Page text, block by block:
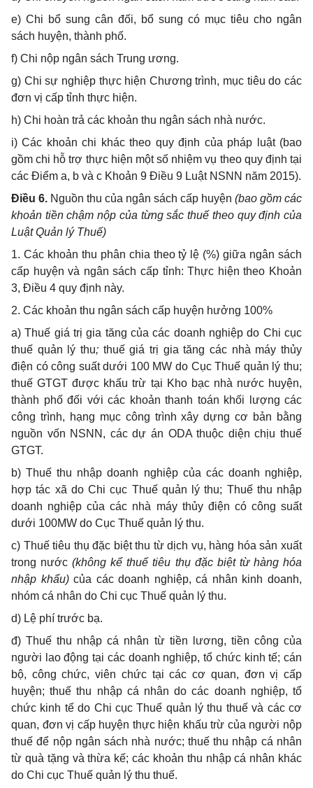
e) Chi bổ sung cân đối, bổ sung có mục tiêu cho ngân
sách huyện, thành phố.
f) Chi nộp ngân sách Trung ương.
g) Chi sự nghiệp thực hiện Chương trình, mục tiêu do các
đơn vị cấp tỉnh thực hiện.
h) Chi hoàn trả các khoản thu ngân sách nhà nước.
i) Các khoản chi khác theo quy định của pháp luật (bao
gồm chi hỗ trợ thực hiện một số nhiệm vụ theo quy định tại
các Điểm a, b và c Khoản 9 Điều 9 Luật NSNN năm 2015).
Điều 6. Nguồn thu của ngân sách cấp huyện (bao gồm các
khoản tiền chậm nộp của từng sắc thuế theo quy định của
Luật Quản lý Thuế)
1. Các khoản thu phân chia theo tỷ lệ (%) giữa ngân sách
cấp huyện và ngân sách cấp tỉnh: Thực hiện theo Khoản
3, Điều 4 quy định này.
2. Các khoản thu ngân sách cấp huyện hưởng 100%
a) Thuế giá trị gia tăng của các doanh nghiệp do Chi cục
thuế quản lý thu; thuế giá trị gia tăng các nhà máy thủy
điện có công suất dưới 100 MW do Cục Thuế quản lý thu;
thuế GTGT được khấu trừ tại Kho bạc nhà nước huyện,
thành phố đối với các khoản thanh toán khối lượng các
công trình, hạng mục công trình xây dựng cơ bản bằng
nguồn vốn NSNN, các dự án ODA thuộc diện chịu thuế
GTGT.
b) Thuế thu nhập doanh nghiệp của các doanh nghiệp,
hợp tác xã do Chi cục Thuế quản lý thu; Thuế thu nhập
doanh nghiệp của các nhà máy thủy điện có công suất
dưới 100MW do Cục Thuế quản lý thu.
c) Thuế tiêu thụ đặc biệt thu từ dịch vụ, hàng hóa sản xuất
trong nước(không kể thuế tiêu thụ đặc biệt từ hàng hóa
nhập khẩu)của các doanh nghiệp, cá nhân kinh doanh,
nhóm cá nhân do Chi cục Thuế quản lý thu.
d) Lệ phí trước bạ.
đ) Thuế thu nhập cá nhân từ tiền lương, tiền công của
người lao động tại các doanh nghiệp, tổ chức kinh tế; cán
bộ, công chức, viên chức tại các cơ quan, đơn vị cấp
huyện; thuế thu nhập cá nhân do các doanh nghiệp, tổ
chức kinh tế do Chi cục Thuế quản lý thu thuế và các cơ
quan, đơn vị cấp huyện thực hiện khấu trừ của người nộp
thuế để nộp ngân sách nhà nước; thuế thu nhập cá nhân
từ quà tặng và thừa kế; các khoản thu nhập cá nhân khác
do Chi cục Thuế quản lý thu thuế.